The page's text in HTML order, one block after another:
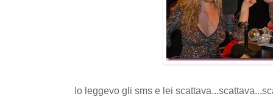
Io leggevo gli sms e lei